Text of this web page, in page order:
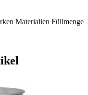
Materialien Füllmenge